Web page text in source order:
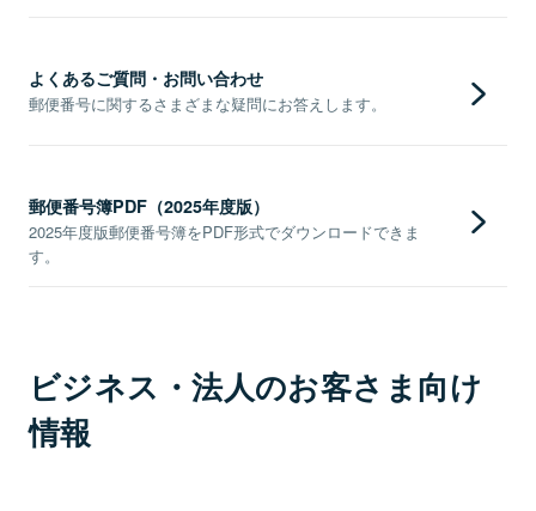
よくあるご質問・お問い合わせ
郵便番号に関するさまざまな疑問にお答えします。
郵便番号簿PDF（2025年度版）
2025年度版郵便番号簿をPDF形式でダウンロードできま
す。
ビジネス・法人のお客さま向け
情報